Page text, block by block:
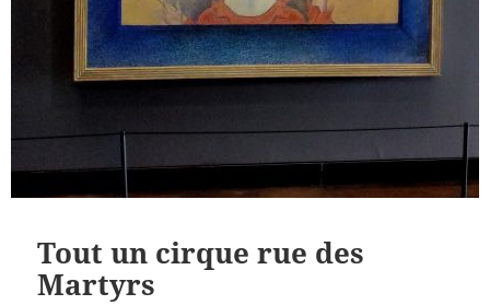
Tout un cirque rue des
Martyrs